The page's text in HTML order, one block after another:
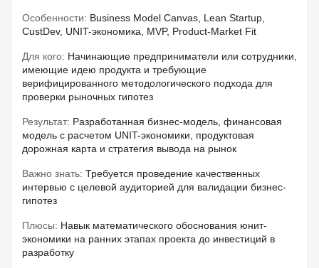
Особенности: Business Model Canvas, Lean Startup,
CustDev, UNIT-экономика, MVP, Product-Market Fit
Для кого: Начинающие предприниматели или сотрудники,
имеющие идею продукта и требующие
верифицированного методологического подхода для
проверки рыночных гипотез
Результат: Разработанная бизнес-модель, финансовая
модель с расчетом UNIT-экономики, продуктовая
дорожная карта и стратегия вывода на рынок
Важно знать: Требуется проведение качественных
интервью с целевой аудиторией для валидации бизнес-
гипотез
Плюсы: Навык математического обоснования юнит-
экономики на ранних этапах проекта до инвестиций в
разработку